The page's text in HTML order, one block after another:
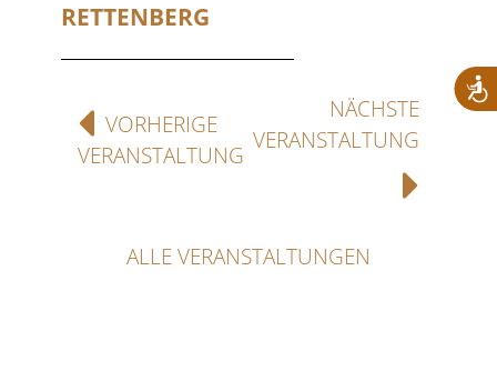
RETTENBERG
VORHERIGE
VERANSTALTUNG
NÄCHSTE
VERANSTALTUNG
ALLE VERANSTALTUNGEN